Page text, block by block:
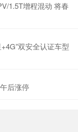
1.5T增程混动 将春
双安全认证车型
后涨停